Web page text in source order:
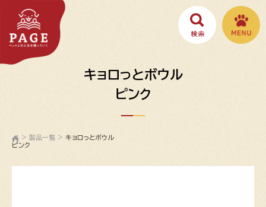
キョロっとボウル
ピンク
> 製品一覧 > キョロっとボウル
ピンク